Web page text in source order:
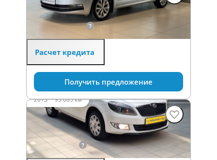
1.6 л (110 л.с.), МКПП, бензин, передний
1 495 000 ₽
Расчет кредита
Получить предложение
2013·93 085 км
SKODA Fabia
1.4 л (86 л.с.), МКПП, бензин, передний
680 000 ₽